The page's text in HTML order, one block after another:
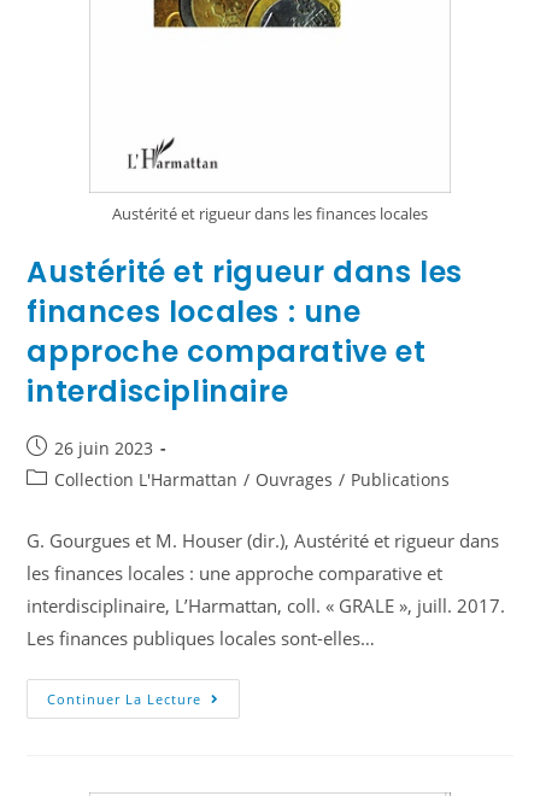
Austérité et rigueur dans les finances locales
Austérité et rigueur dans les
finances locales : une
approche comparative et
interdisciplinaire
26 juin 2023
Collection L'Harmattan / Ouvrages / Publications
G. Gourgues et M. Houser (dir.), Austérité et rigueur dans
les finances locales : une approche comparative et
interdisciplinaire, L’Harmattan, coll. « GRALE », juill. 2017.
Les finances publiques locales sont-elles…
Continuer La Lecture